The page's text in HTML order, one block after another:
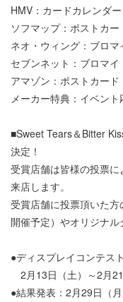
HMV：カードカレンダー
ソフマップ：ポストカー
ネオ・ウィング：ブロマ
セブンネット：ブロマイ
アマゾン：ポストカード
メーカー特典：イベント
■Sweet Tears＆Bitter
決定！
受賞店舗は皆様の投票
来店します。
受賞店舗に投票頂いた
開催予定）やオリジナル
●ディスプレイコンテス
2月13日（土）～2月
●結果発表：2月29日（